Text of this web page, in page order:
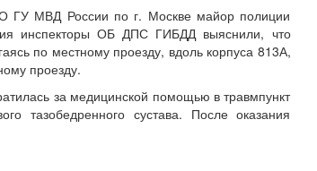
ГУ МВД России по г. Москве майор полиции
инспекторы ОБ ДПС ГИБДД выяснили, что
по местному проезду, вдоль корпуса 813А,
проезду.
за медицинской помощью в травмпункт
тазобедренного сустава. После оказания